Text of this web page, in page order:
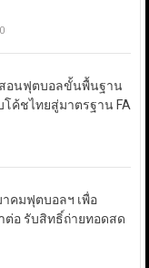
0
สอนฟุตบอลขั้นพื้นฐาน
โค้ชไทยสู่มาตรฐาน FA
คมฟุตบอลฯ เพื่อ
ต่อ รับสิทธิ์ถ่ายทอดสด